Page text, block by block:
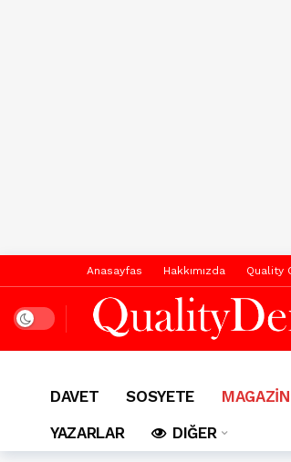
Anasayfas Hakkımızda Quality
Dark mode
DAVET SOSYETE MAGAZİN
YAZARLAR
DIĞER